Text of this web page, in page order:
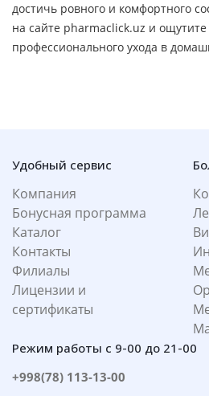
достичь ровного и комфортного
на сайте pharmaclick.uz и ощутите
профессионального ухода в
Удобный сервис
Компания
Бонусная программа
Каталог
Контакты
Филиалы
Лицензии и
сертификаты
Режим работы с 9-00 до 21-00
+998(78) 113-13-00